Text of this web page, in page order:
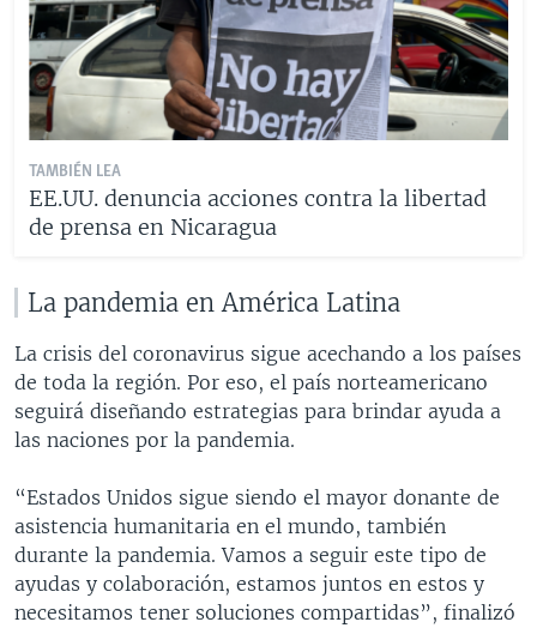
TAMBIÉN LEA
EE.UU. denuncia acciones contra la libertad
de prensa en Nicaragua
La pandemia en América Latina
La crisis del coronavirus sigue acechando a los países
de toda la región. Por eso, el país norteamericano
seguirá diseñando estrategias para brindar ayuda a
las naciones por la pandemia.
“Estados Unidos sigue siendo el mayor donante de
asistencia humanitaria en el mundo, también
durante la pandemia. Vamos a seguir este tipo de
ayudas y colaboración, estamos juntos en estos y
necesitamos tener soluciones compartidas”, finalizó